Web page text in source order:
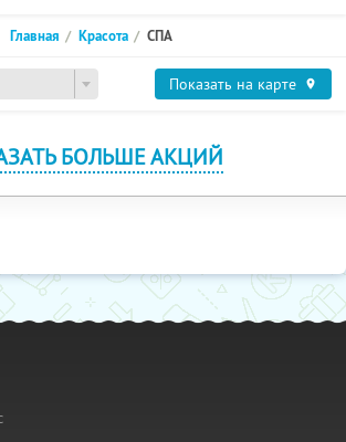
Главная Красота СПА
Показать на карте
БОЛЬШЕ АКЦИЙ